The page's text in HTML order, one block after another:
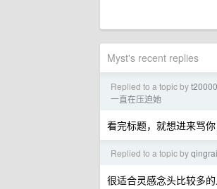
Myst's recent replies
Replied to a topic by
一直在压迫她
看完标题，就想进来骂
Replied to a topic by
很适合灵感念头比较多的